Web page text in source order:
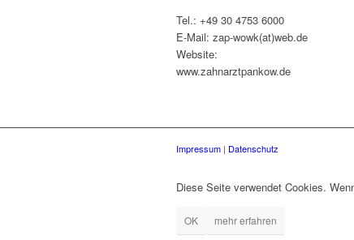
Tel.: +49 30 4753 6000
E-Mail: zap-wowk(at)web.de
Website:
www.zahnarztpankow.de
Impressum | Datenschutz
Diese Seite verwendet Cookies.
OK mehr erfahren